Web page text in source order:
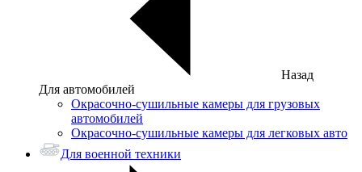
Назад
Для автомобилей
Окрасочно-сушильные камеры для грузовых
автомобилей
Окрасочно-сушильные камеры для легковых авто
Для военной техники